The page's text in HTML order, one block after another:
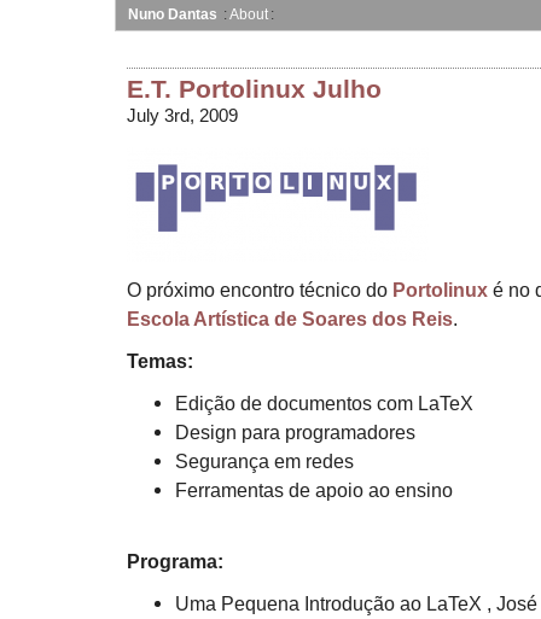
Nuno Dantas About
E.T. Portolinux Julho
July 3rd, 2009
O próximo encontro técnico do Portolinuxé no
Escola Artística de Soares dos Reis.
Temas:
Edição de documentos com LaTeX
Design para programadores
Segurança em redes
Ferramentas de apoio ao ensino
Programa:
Uma Pequena Introdução ao LaTeX ,